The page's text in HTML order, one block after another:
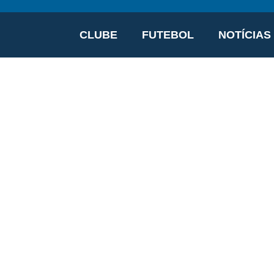
CLUBE FUTEBOL NOTÍCIAS